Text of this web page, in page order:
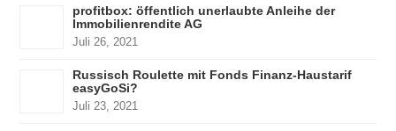
profitbox: öffentlich unerlaubte Anleihe der
Immobilienrendite AG
Juli 26, 2021
Russisch Roulette mit Fonds Finanz-Haustarif
easyGoSi?
Juli 23, 2021